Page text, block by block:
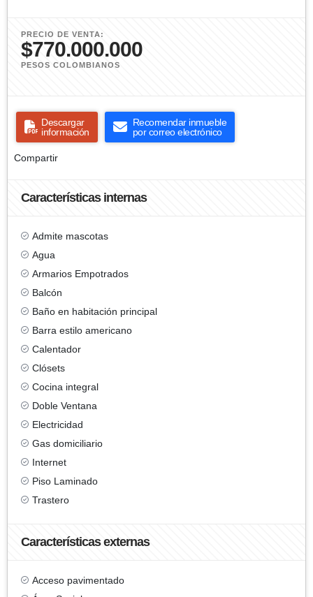
PRECIO DE VENTA:
$770.000.000
PESOS COLOMBIANOS
Descargar
información
Recomendar inmueble
por correo electrónico
Compartir
Características internas
Admite mascotas
Agua
Armarios Empotrados
Balcón
Baño en habitación principal
Barra estilo americano
Calentador
Clósets
Cocina integral
Doble Ventana
Electricidad
Gas domiciliario
Internet
Piso Laminado
Trastero
Características externas
Acceso pavimentado